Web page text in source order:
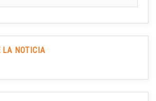
LA NOTICIA